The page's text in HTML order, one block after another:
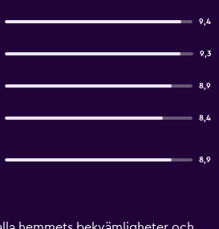
9,4
9,3
8,9
8,4
8,9